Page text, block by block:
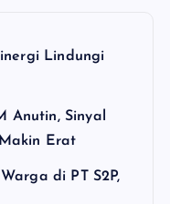
Lindungi
Anutin, Sinyal
Erat
di PT S2P,